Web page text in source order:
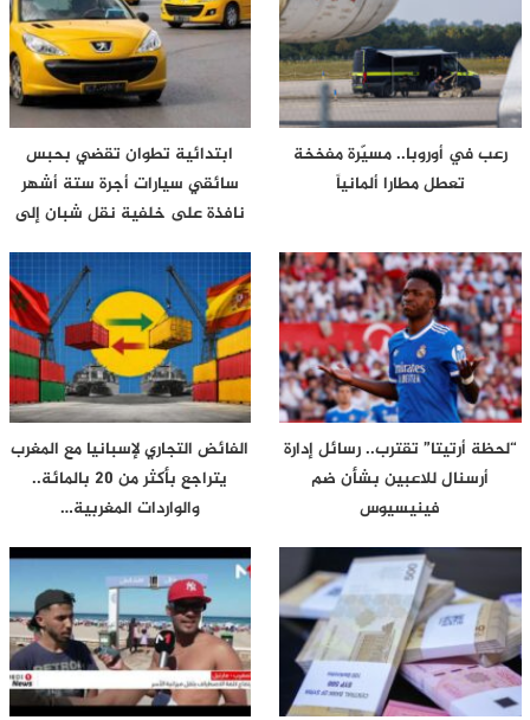
رعب في أوروبا.. مسيّرة مفخخة
تعطل مطارا ألمانياً
ابتدائية تطوان تقضي بحبس
سائقي سيارات أجرة ستة أشهر
نافذة على خلفية نقل شبان إلى
“لحظة أرتيتا” تقترب.. رسائل إدارة
أرسنال للاعبين بشأن ضم
فينيسيوس
الفائض التجاري لإسبانيا مع المغرب
يتراجع بأكثر من 20 بالمائة..
والواردات المغربية…